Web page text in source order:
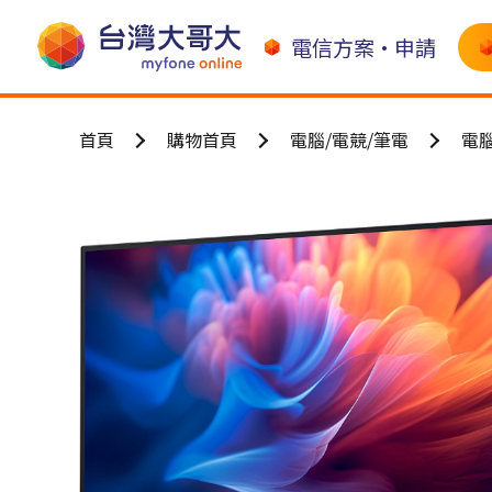
電信方案•申請
首頁 購物首頁 電腦/電競/筆電 電